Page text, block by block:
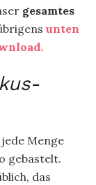
gesamtes
unten
Menge
gebastelt.
das